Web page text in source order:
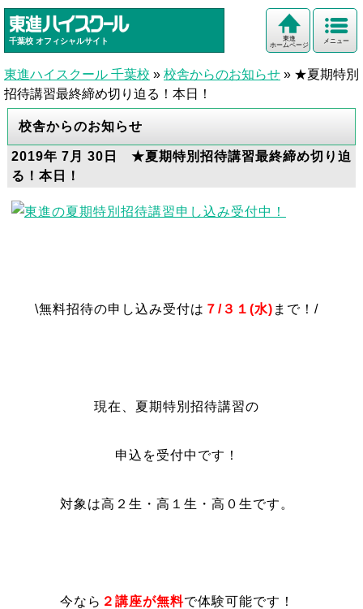
千葉校 オフィシャルサイト メニュー
東進
ホームページ
東進ハイスクール 千葉校 » 校舎からのお知らせ » ★夏期特別
招待講習最終締め切り迫る！本日！
校舎からのお知らせ
2019年 7月 30日 ★夏期特別招待講習最終締め切り迫
る！本日！
\無料招待の申し込み受付は ７/３１(水) まで！/
現在、夏期特別招待講習の
申込を受付中です！
対象は高２生・高１生・高０生です。
今なら ２講座が無料で体験可能です！